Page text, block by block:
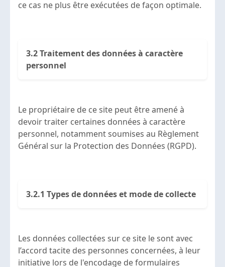
ce cas ne plus être exécutées de façon optimale.
3.2 Traitement des données à caractère
personnel
Le propriétaire de ce site peut être amené à
devoir traiter certaines données à caractère
personnel, notamment soumises au Règlement
Général sur la Protection des Données (RGPD).
3.2.1 Types de données et mode de collecte
Les données collectées sur ce site le sont avec
l’accord tacite des personnes concernées, à leur
initiative lors de l'encodage de formulaires